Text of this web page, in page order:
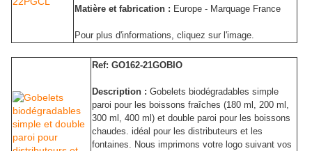
Matière et fabrication : Europe - Marquage France
Pour plus d'informations, cliquez sur l'image.
Ref: GO162-21GOBIO
Description : Gobelets biodégradables simple
paroi pour les boissons fraîches (180 ml, 200 ml,
300 ml, 400 ml) et double paroi pour les boissons
chaudes. idéal pour les distributeurs et les
fontaines. Nous imprimons votre logo suivant vos